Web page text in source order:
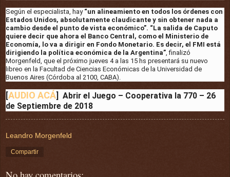
Según el especialista, hay “un alineamiento en todos los órdenes con
Estados Unidos, absolutamente claudicante y sin obtener nada a
cambio desde el punto de vista económico”. “La salida de Caputo
quiere decir que ahora el Banco Central, como el Ministerio de
Economía, lo va a dirigir en Fondo Monetario. Es decir, el FMI está
dirigiendo la política económica de la Argentina” , finalizó
Morgenfeld, que el próximo jueves 4 a las 15 hs presentará su nuevo
libreo en la Facultad de Ciencias Económicas de la Universidad de
Buenos Aires (Córdoba al 2100, CABA).
[AUDIO ACÁ] Abrir el Juego – Cooperativa la 770 – 26
de Septiembre de 2018
Leandro Morgenfeld
Compartir